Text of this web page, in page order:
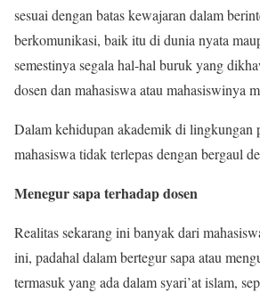
sesuai dengan batas kewajaran dalam
berkomunikasi, baik itu di dunia nyata
semestinya segala hal-hal buruk yang
dosen dan mahasiswa atau mahasiswinya
Dalam kehidupan akademik di lingkungan
mahasiswa tidak terlepas dengan bergaul
Menegur sapa terhadap dosen
Realitas sekarang ini banyak dari
ini, padahal dalam bertegur sapa atau
termasuk yang ada dalam syari’at islam,